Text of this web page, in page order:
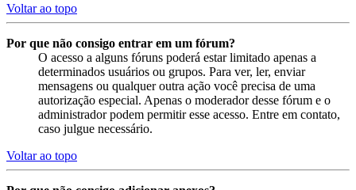
Voltar ao topo
Por que não consigo entrar em um fórum?
O acesso a alguns fóruns poderá estar limitado apenas a
determinados usuários ou grupos. Para ver, ler, enviar
mensagens ou qualquer outra ação você precisa de uma
autorização especial. Apenas o moderador desse fórum e o
administrador podem permitir esse acesso. Entre em contato,
caso julgue necessário.
Voltar ao topo